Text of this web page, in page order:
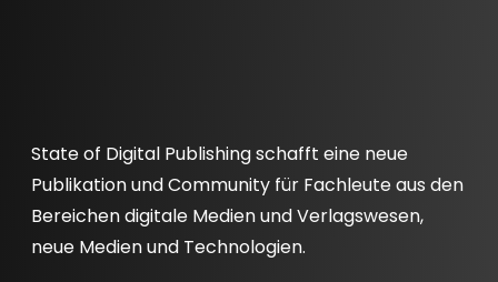
State of Digital Publishing schafft eine neue
Publikation und Community für Fachleute aus den
Bereichen digitale Medien und Verlagswesen,
neue Medien und Technologien.